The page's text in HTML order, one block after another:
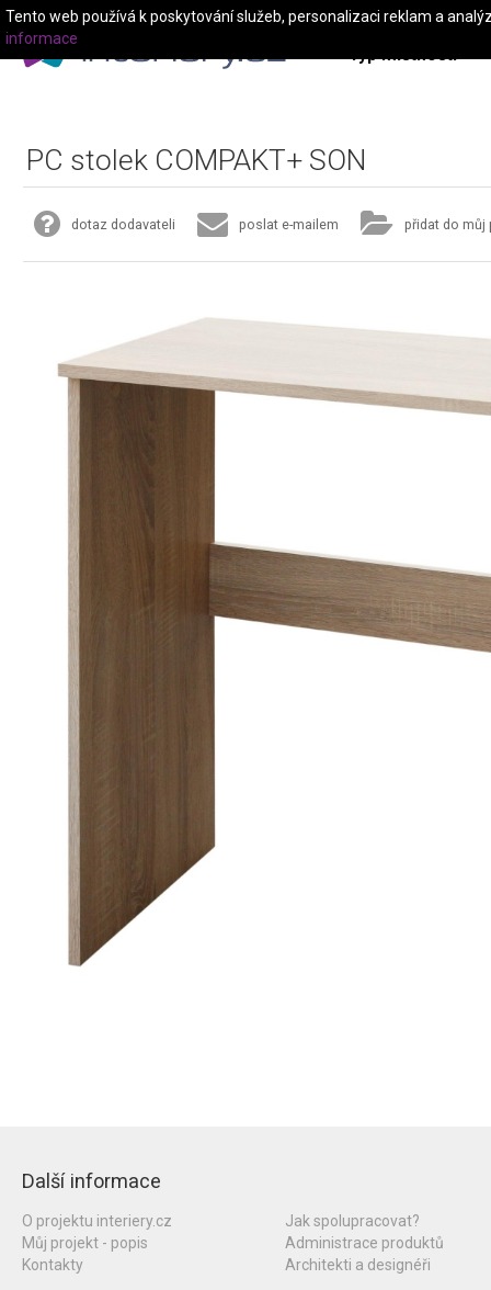
Typ místnosti
PC stolek COMPAKT+ SON
dotaz dodavateli poslat e-mailem přidat do můj
Další informace
O projektu interiery.cz
Můj projekt - popis
Kontakty
Jak spolupracovat?
Administrace produktů
Architekti a designéři
Tento web používá k poskytování služeb, personalizaci reklam a
informace